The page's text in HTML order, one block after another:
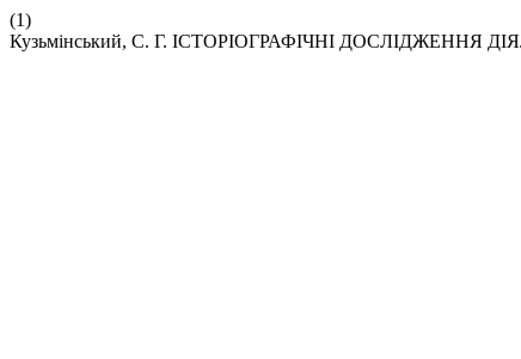
(1)
Кузьмінський, С. Г. ІСТОРІОГРАФІЧНІ ДОСЛІДЖЕННЯ